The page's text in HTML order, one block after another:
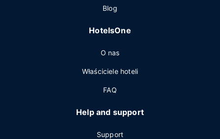
Blog
HotelsOne
O nas
Właściciele hoteli
FAQ
Help and support
Support